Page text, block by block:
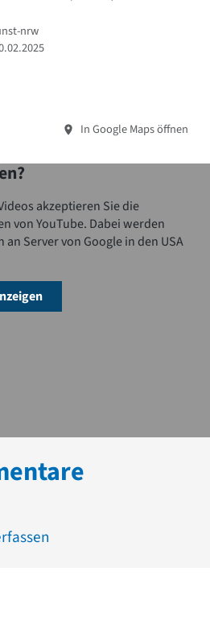
nrw
In Google Maps öffnen
akzeptieren Sie die
von YouTube. Dabei werden
an Server von Google in den USA
& Video anzeigen